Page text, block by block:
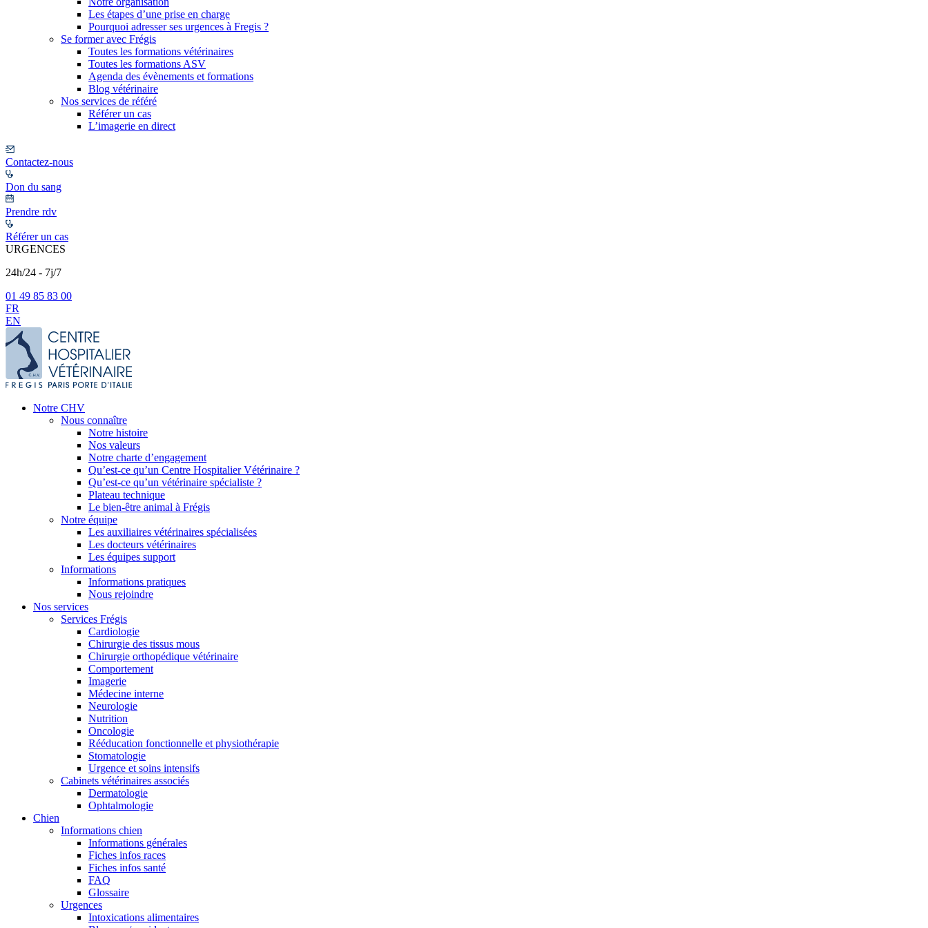
Les étapes d’une prise en charge
Pourquoi adresser ses urgences à Fregis ?
Se former avec Frégis
Toutes les formations vétérinaires
Toutes les formations ASV
Agenda des évènements et formations
Blog vétérinaire
Nos services de référé
Référer un cas
L’imagerie en direct
Contactez-nous
Don du sang
Prendre rdv
Référer un cas
URGENCES
24h/24 - 7j/7
01 49 85 83 00
FR
EN
Notre CHV
Nous connaître
Notre histoire
Nos valeurs
Notre charte d’engagement
Qu’est-ce qu’un Centre Hospitalier Vétérinaire ?
Qu’est-ce qu’un vétérinaire spécialiste ?
Plateau technique
Le bien-être animal à Frégis
Notre équipe
Les auxiliaires vétérinaires spécialisées
Les docteurs vétérinaires
Les équipes support
Informations
Informations pratiques
Nous rejoindre
Nos services
Services Frégis
Cardiologie
Chirurgie des tissus mous
Chirurgie orthopédique vétérinaire
Comportement
Imagerie
Médecine interne
Neurologie
Nutrition
Oncologie
Rééducation fonctionnelle et physiothérapie
Stomatologie
Urgence et soins intensifs
Cabinets vétérinaires associés
Dermatologie
Ophtalmologie
Chien
Informations chien
Informations générales
Fiches infos races
Fiches infos santé
FAQ
Glossaire
Urgences
Intoxications alimentaires